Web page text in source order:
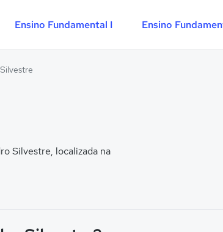
Ensino Fundamental I Ensino
Silvestre, localizada na